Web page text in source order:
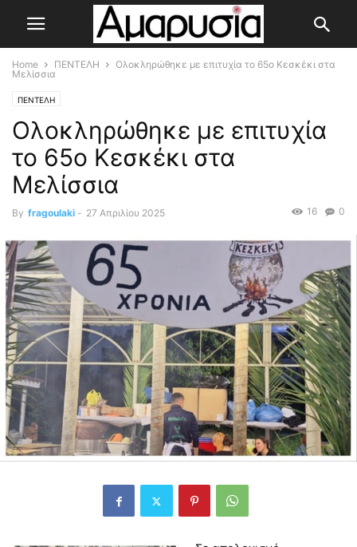
Home ΠΕΝΤΕΛΗ
Ολοκληρώθηκε με επιτυχία το 65ο Κεσκέκι στα
Μελίσσια
ΠΕΝΤΕΛΗ
Ολοκληρώθηκε με επιτυχία
το 65ο Κεσκέκι στα
Μελίσσια
By fragoulaki - 27 Απριλίου 2025 0
16